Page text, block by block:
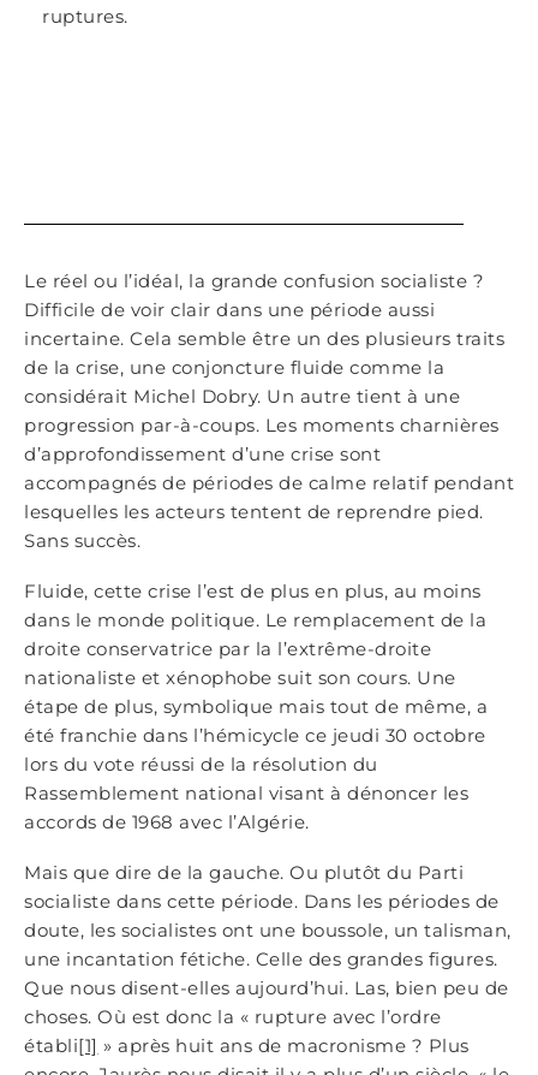
ruptures.
Le réel ou l’idéal, la grande confusion socialiste ?
Difficile de voir clair dans une période aussi
incertaine. Cela semble être un des plusieurs traits
de la crise, une conjoncture fluide comme la
considérait Michel Dobry. Un autre tient à une
progression par-à-coups. Les moments charnières
d’approfondissement d’une crise sont
accompagnés de périodes de calme relatif pendant
lesquelles les acteurs tentent de reprendre pied.
Sans succès.
Fluide, cette crise l’est de plus en plus, au moins
dans le monde politique. Le remplacement de la
droite conservatrice par la l’extrême-droite
nationaliste et xénophobe suit son cours. Une
étape de plus, symbolique mais tout de même, a
été franchie dans l’hémicycle ce jeudi 30 octobre
lors du vote réussi de la résolution du
Rassemblement national visant à dénoncer les
accords de 1968 avec l’Algérie.
Mais que dire de la gauche. Ou plutôt du Parti
socialiste dans cette période. Dans les périodes de
doute, les socialistes ont une boussole, un talisman,
une incantation fétiche. Celle des grandes figures.
Que nous disent-elles aujourd’hui. Las, bien peu de
choses. Où est donc la « rupture avec l’ordre
établi[1] » après huit ans de macronisme ? Plus